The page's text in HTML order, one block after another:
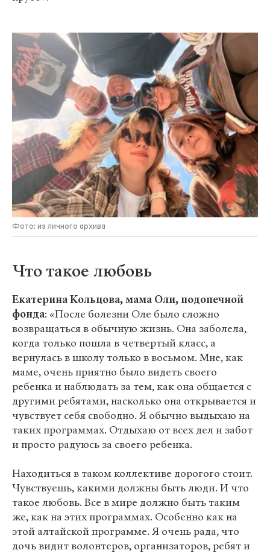
Фото: из личного архива
Что такое любовь
Екатерина Кольцова, мама Оли, подопечной
фонда: «После болезни Оле было сложно
возвращаться в обычную жизнь. Она заболела,
когда только пошла в четвертый класс, а
вернулась в школу только в восьмом. Мне, как
маме, очень приятно было видеть своего
ребенка и наблюдать за тем, как она общается с
другими ребятами, насколько она открывается и
чувствует себя свободно. Я обычно выдыхаю на
таких программах. Отдыхаю от всех дел и забот
и просто радуюсь за своего ребенка.
Находиться в таком коллективе дорогого стоит.
Чувствуешь, какими должны быть люди. И что
такое любовь. Все в мире должно быть таким
же, как на этих программах. Особенно как на
этой алтайской программе. Я очень рада, что
дочь видит волонтеров, организаторов, ребят и